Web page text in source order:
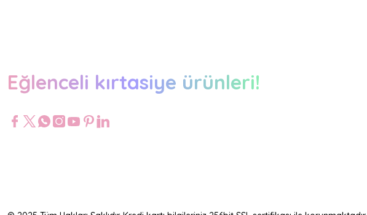
Eğlenceli kırtasiye ürünleri!